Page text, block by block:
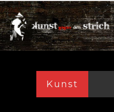
Kunst